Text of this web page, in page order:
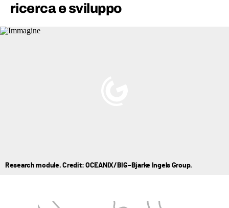
ricerca e sviluppo
Research module. Credit: OCEANIX/BIG–Bjarke Ingels Group.